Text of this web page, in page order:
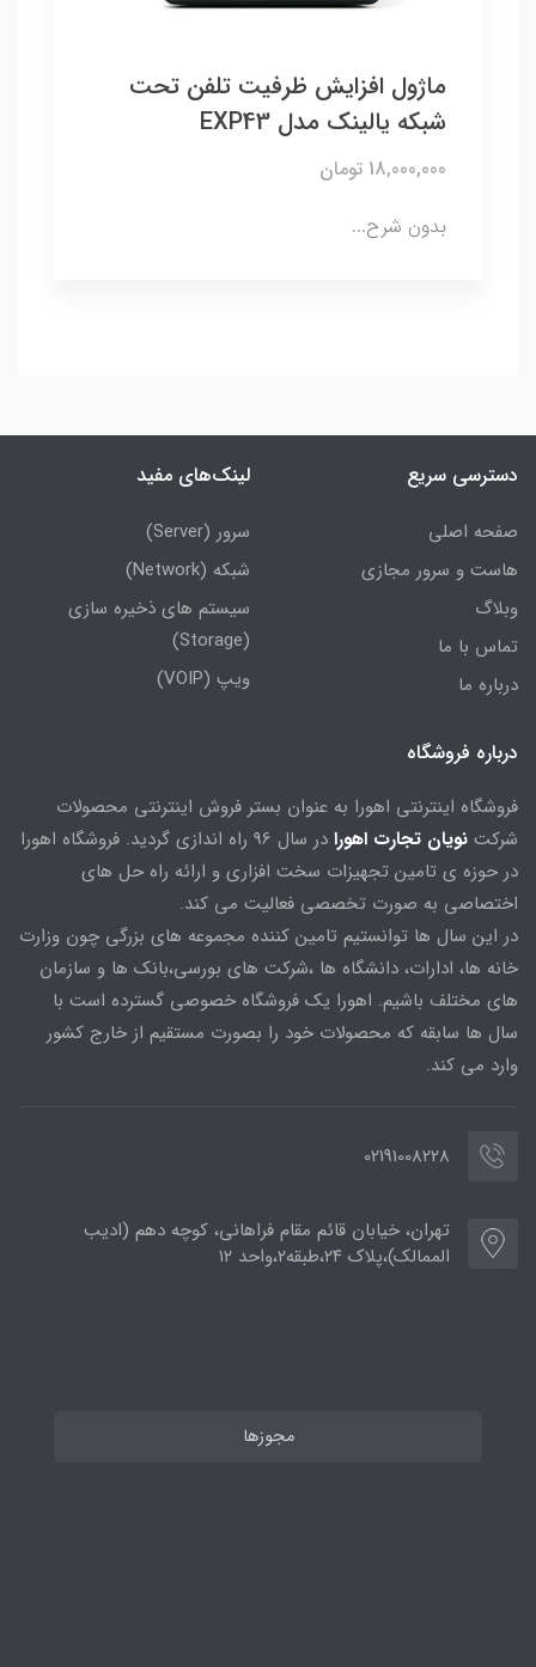
ماژول افزایش ظرفیت تلفن تحت
شبکه یالینک مدل EXP43
18,000,000 تومان
بدون شرح...
دسترسی سریع
صفحه اصلی
هاست و سرور مجازی
وبلاگ
تماس با ما
درباره ما
لینک‌های مفید
سرور (Server)
شبکه (Network)
سیستم های ذخیره سازی
(Storage)
ویپ (VOIP)
درباره فروشگاه
فروشگاه اینترنتی اهورا به عنوان بستر فروش اینترنتی محصولات
شرکت نویان تجارت اهورا
در سال 96 راه اندازی گردید. فروشگاه اهورا
در حوزه ی تامین تجهیزات سخت افزاری و ارائه راه حل های
اختصاصی به صورت تخصصی فعالیت می کند.
در این سال ها توانستیم تامین کننده مجموعه های بزرگی چون وزارت
خانه ها، ادارات، دانشگاه ها ،شرکت های بورسی،بانک ها و سازمان
های مختلف باشیم. اهورا یک فروشگاه خصوصی گسترده است با
سال ها سابقه که محصولات خود را بصورت مستقیم از خارج کشور
وارد می کند.
02191008228
تهران، خیابان قائم مقام فراهانی، کوچه دهم (ادیب
الممالک)،پلاک ۲۴،طبقه۲،واحد ۱۲
مجوزها